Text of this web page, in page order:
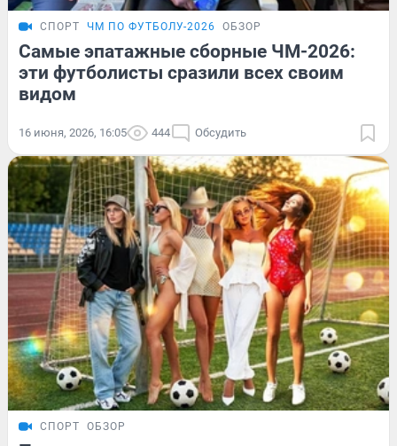
СПОРТ ЧМ ПО ФУТБОЛУ-2026 ОБЗОР
Самые эпатажные сборные ЧМ-2026:
эти футболисты сразили всех своим
видом
16 июня, 2026, 16:05 444 Обсудить
СПОРТ ОБЗОР